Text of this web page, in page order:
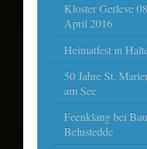
Kloster Gerleve
April 2016
Heimatfest in
50 Jahre St.
am See
Feenklang bei
Belustedde